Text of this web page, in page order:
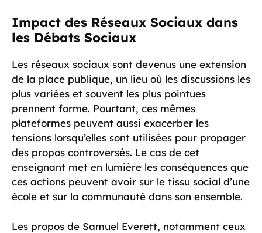
Impact des Réseaux Sociaux dans
les Débats Sociaux
Les réseaux sociaux sont devenus une extension
de la place publique, un lieu où les discussions les
plus variées et souvent les plus pointues
prennent forme. Pourtant, ces mêmes
plateformes peuvent aussi exacerber les
tensions lorsqu’elles sont utilisées pour propager
des propos controversés. Le cas de cet
enseignant met en lumière les conséquences que
ces actions peuvent avoir sur le tissu social d’une
école et sur la communauté dans son ensemble.
Les propos de Samuel Everett, notamment ceux